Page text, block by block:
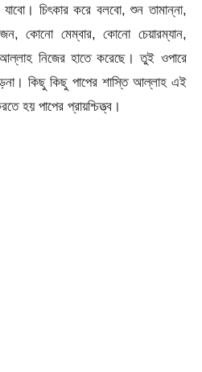
চিৎকার করে বলবো, শুন তামান্না,
কোনো মেম্বার, কোনো চেয়ারম্যান,
নিজের হাতে করেছে। তুই ওপারে
কিছু কিছু পাপের শাস্তি আল্লাহ এই
হয় পাপের প্রায়শ্চিত্ত্ব।